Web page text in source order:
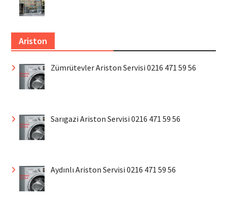
Ariston
Zümrütevler Ariston Servisi 0216 471 59 56
Sarıgazi Ariston Servisi 0216 471 59 56
Aydınlı Ariston Servisi 0216 471 59 56